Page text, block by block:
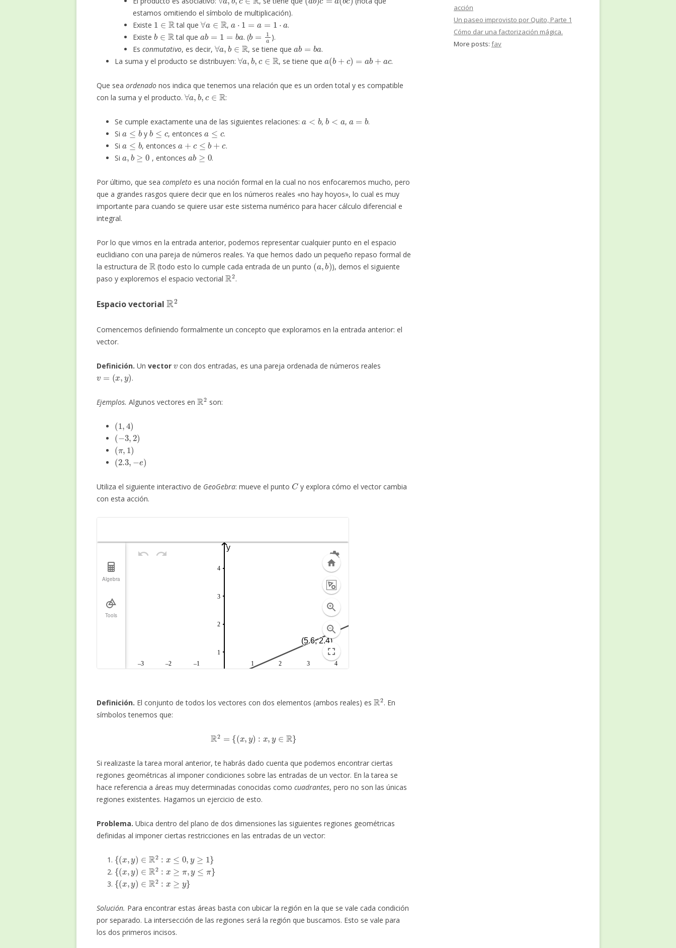
estamos omitiendo el símbolo de multiplicación).
Existe
1∈R
tal que
∀a∈R
,
a⋅1 =a=1⋅a
.
Existe
b ∈ R
tal que
ab =1=ba
. (
b =1 a
).
Es conmutativo, es decir,
∀a b ∈R
, se tiene que
ab ba
.
La suma y el producto se distribuyen:
∀a,b,c∈R
, se tiene que
(b = +a
.
Que sea ordenado nos indica que tenemos una relación que es un orden total y es compatible
con la suma y el producto.
∀ a,b, c∈R
:
Se cumple exactamente una de las siguientes relaciones: ,
b
,
.
Si
a≤b
y
b≤c
, entonces
a ≤c
.
Si
a ≤b
, entonces
a+c≤b +c
.
Si
a b≥0
, entonces
a b ≥0
.
Por último, que sea completo es una noción formal en la cual no nos enfocaremos mucho, pero
que a grandes rasgos quiere decir que en los números reales «no hay hoyos», lo cual es muy
importante para cuando se quiere usar este sistema numérico para hacer cálculo diferencial e
integral.
Por lo que vimos en la entrada anterior, podemos representar cualquier punto en el espacio
euclidiano con una pareja de números reales. Ya que hemos dado un pequeño repaso formal de
la estructura de
R
(todo esto lo cumple cada entrada de un punto
(a, b)
), demos el siguiente
paso y exploremos el espacio vectorial
R2
.
Espacio vectorial
R2
Comencemos definiendo formalmente un concepto que exploramos en la entrada anterior: el
vector.
Definición. Un vector con dos entradas, es una pareja ordenada de números reales
v=(x,y)
.
Ejemplos. Algunos vectores en
R2
son:
(1
)
(−3,2)
(π 1)
(2.3,−
Utiliza el siguiente interactivo de GeoGebra: mueve el punto
C
y explora cómo el vector cambia
con esta acción.
Definición. El conjunto de todos los vectores con dos elementos (ambos reales) es
R2
. En
símbolos tenemos que:
R2 x ,y ,
Si realizaste la tarea moral anterior, te habrás dado cuenta que podemos encontrar ciertas
regiones geométricas al imponer condiciones sobre las entradas de un vector. En la tarea se
hace referencia a áreas muy determinadas conocidas como cuadrantes, pero no son las únicas
regiones existentes. Hagamos un ejercicio de esto.
Problema. Ubica dentro del plano de dos dimensiones las siguientes regiones geométricas
definidas al imponer ciertas restricciones en las entradas de un vector:
{(x ∈ 2:x 1
{(x,y)∈ R 2:x ≥ π, y≤ π}
{(x,y)∈ R 2:x ≥ y}
Solución. Para encontrar estas áreas basta con ubicar la región en la que se vale cada condición
por separado. La intersección de las regiones será la región que buscamos. Esto se vale para
los dos primeros incisos.
acción
Un paseo improvisto por Quito, Parte 1
Cómo dar una factorización mágica.
More posts: fav